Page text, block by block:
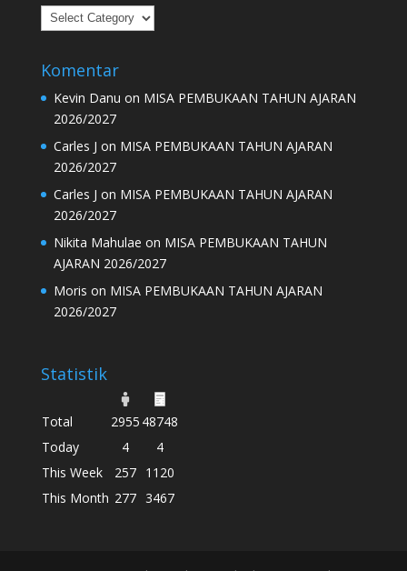
Kategori
Komentar
Kevin Danu on MISA PEMBUKAAN TAHUN AJARAN
2026/2027
Carles J on MISA PEMBUKAAN TAHUN AJARAN
2026/2027
Carles J on MISA PEMBUKAAN TAHUN AJARAN
2026/2027
Nikita Mahulae on MISA PEMBUKAAN TAHUN
AJARAN 2026/2027
Moris on MISA PEMBUKAAN TAHUN AJARAN
2026/2027
Statistik
Total 2955 48748
Today
4
4
This Week
257 1120
This Month 277 3467